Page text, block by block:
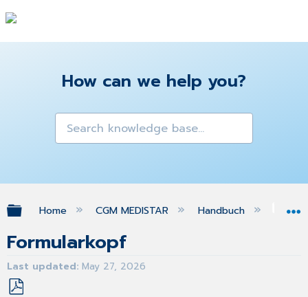
How can we help you?
Expand/collapse global hierarchy
Home CGM MEDISTAR Handbuch
Formularkopf
Last updated May 27, 2026